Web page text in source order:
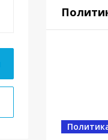
От